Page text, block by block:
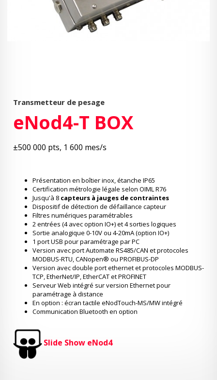
Transmetteur de pesage
eNod4-T BOX
±500 000 pts, 1 600 mes/s
Présentation en boîtier inox, étanche IP65
Certification métrologie légale selon OIML R76
Jusqu'à 8 capteurs à jauges de contraintes
Dispositif de détection de défaillance capteur
Filtres numériques paramétrables
2 entrées (4 avec option IO+) et 4 sorties logiques
Sortie analogique 0-10V ou 4-20mA (option IO+)
1 port USB pour paramétrage par PC
Version avec port Automate RS485/CAN et protocoles
MODBUS-RTU, CANopen® ou PROFIBUS-DP
Version avec double port ethernet et protocoles MODBUS-
TCP, EtherNet/IP, EtherCAT et PROFINET
Serveur Web intégré sur version Ethernet pour
paramétrage à distance
En option : écran tactile eNodTouch-MS/MW intégré
Communication Bluetooth en option
Slide Show eNod4